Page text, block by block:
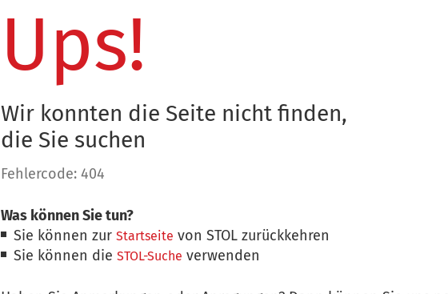
Ups!
Wir konnten die Seite nicht finden,
die Sie suchen
Fehlercode: 404
Was können Sie tun?
Sie können zurStartseite von STOL zurückkehren
Sie können dieSTOL-Suche verwenden